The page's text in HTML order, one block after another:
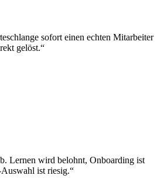
sofort einen echten Mitarbeiter
gelöst.“
Lernen wird belohnt, Onboarding ist
ist riesig.“